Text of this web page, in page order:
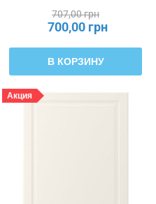
707,00 грн
700,00 грн
В КОРЗИНУ
Акция